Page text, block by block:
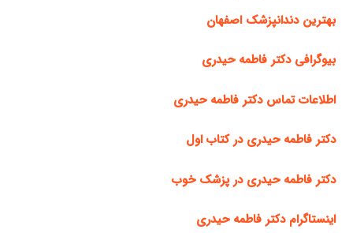
بهترین دندانپزشک اصفهان
بیوگرافی دکتر فاطمه حیدری
اطلاعات تماس دکتر فاطمه حیدری
دکتر فاطمه حیدری در کتاب اول
دکتر فاطمه حیدری در پزشک خوب
اینستاگرام دکتر فاطمه حیدری